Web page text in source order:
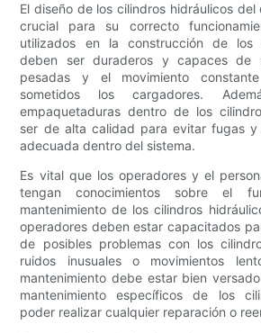
El diseño de los cilindros hidráulicos
crucial para su correcto
utilizados en la construcción de los
deben ser duraderos y capaces de
pesadas y el movimiento
sometidos los cargadores.
empaquetaduras dentro de los
ser de alta calidad para evitar fugas y
adecuada dentro del sistema.
Es vital que los operadores y el
tengan conocimientos sobre el
mantenimiento de los cilindros
operadores deben estar capacitados
de posibles problemas con los
ruidos inusuales o movimientos
mantenimiento debe estar bien
mantenimiento específicos de los
poder realizar cualquier reparación o